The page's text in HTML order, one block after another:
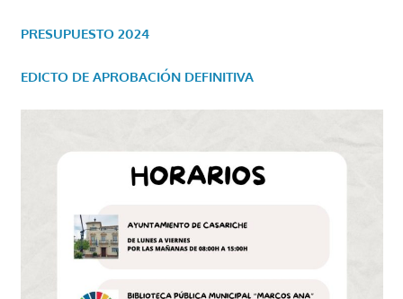
PRESUPUESTO 2024
EDICTO DE APROBACIÓN DEFINITIVA